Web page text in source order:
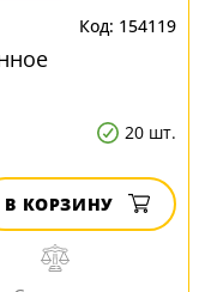
154119
20 шт.
В КОРЗИНУ